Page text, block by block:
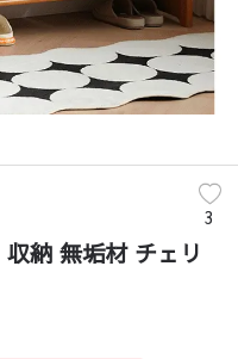
3
納 無垢材 チェリ